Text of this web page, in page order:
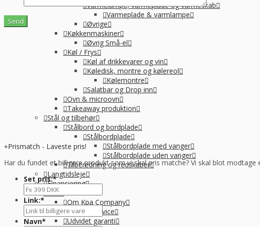
Varmelampe, varmeplade og varmeskab
Varmeplade & varmlampe
Øvrige
Køkkenmaskiner
Øvrig Små-el
Køl / Frys
Køl af drikkevarer og vin
Køledisk, montre og kølereol
Kølemontre
Salatbar og Drop inn
Ovn & microovn
Takeaway produktion
Stål og tilbehør
Stålbord og bordplade
Stålbordplade
Stålbordplade med vanger
Stålbordplade uden vanger
Tilberedning og redskaber
Langtidsleje
Finansiering
Info
Om Kpa Company
Tilmeld service
Udvidet garanti
Prismatch - Laveste pris!
Har du fundet et billigere produkt som vi skal pris matche? Vi skal blot
Set pris:*
Link:*
Navn*